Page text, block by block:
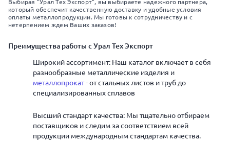
Выбирая "Урал Тех Экспорт", вы выбираете надежного партнера,
который обеспечит качественную доставку и удобные условия
оплаты металлопродукции. Мы готовы к сотрудничеству и с
нетерпением ждем Ваших заказов!
Преимущества работы с Урал Тех Экспорт
Широкий ассортимент: Наш каталог включает в себя
разнообразные металлические изделия и
металлопрокат- от стальных листов и труб до
специализированных сплавов
Высший стандарт качества: Мы тщательно отбираем
поставщиков и следим за соответствием всей
продукции международным стандартам качества.